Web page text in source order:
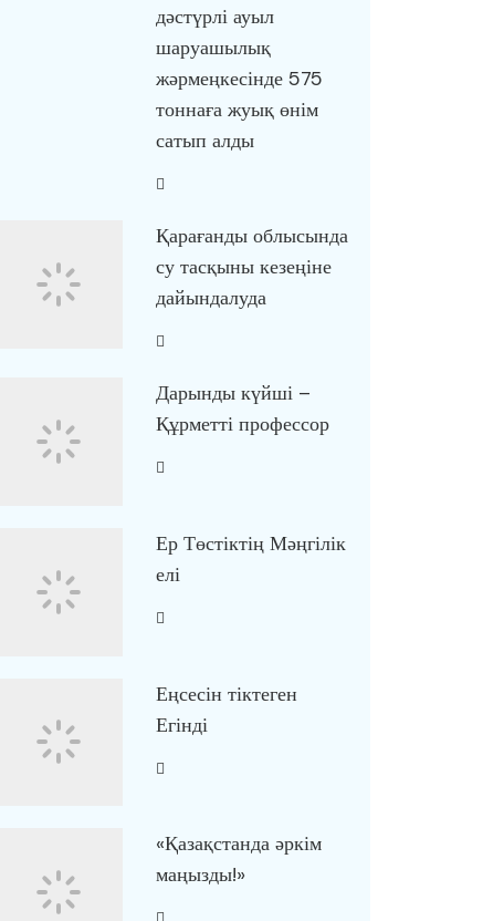
дәстүрлі ауыл
шаруашылық
жәрмеңкесінде 575
тоннаға жуық өнім
сатып алды
Қарағанды облысында
су тасқыны кезеңіне
дайындалуда
Дарынды күйші –
Құрметті профессор
Ер Төстіктің Мәңгілік
елі
Еңсесін тіктеген
Егінді
«Қазақстанда әркім
маңызды!»